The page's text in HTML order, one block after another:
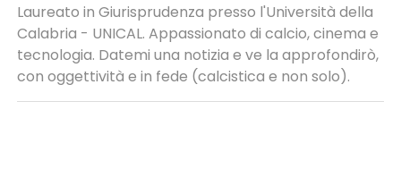
Laureato in Giurisprudenza presso l'Università della
Calabria - UNICAL. Appassionato di calcio, cinema e
tecnologia. Datemi una notizia e ve la approfondirò,
con oggettività e in fede (calcistica e non solo).